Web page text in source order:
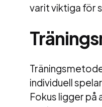
varit viktiga för
individuell
Fokus ligger